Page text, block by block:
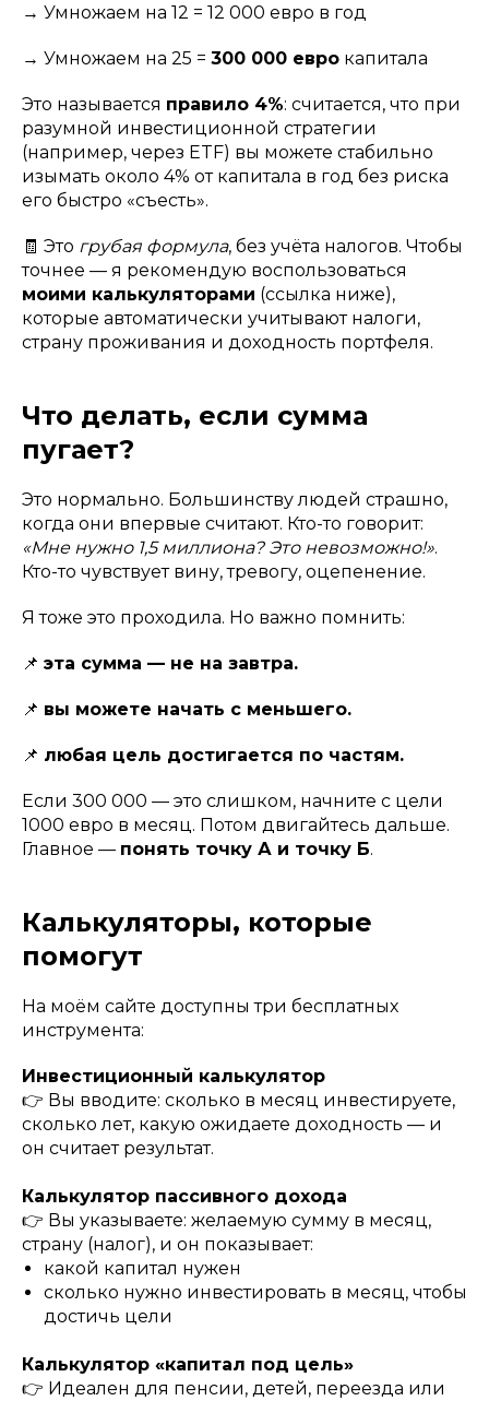
→ Умножаем на 12 = 12 000 евро в год
→ Умножаем на 25 = 300 000 евро капитала
Это называется правило 4%: считается, что при
разумной инвестиционной стратегии
(например, через ETF) вы можете стабильно
изымать около 4% от капитала в год без риска
его быстро «съесть».
🧾 Это грубая формула, без учёта налогов. Чтобы
точнее — я рекомендую воспользоваться
моими калькуляторами (ссылка ниже),
которые автоматически учитывают налоги,
страну проживания и доходность портфеля.
Что делать, если сумма
пугает?
Это нормально. Большинству людей страшно,
когда они впервые считают. Кто-то говорит:
«Мне нужно 1,5 миллиона? Это невозможно!».
Кто-то чувствует вину, тревогу, оцепенение.
Я тоже это проходила. Но важно помнить:
📌 эта сумма — не на завтра.
📌 вы можете начать с меньшего.
📌 любая цель достигается по частям.
Если 300 000 — это слишком, начните с цели
1000 евро в месяц. Потом двигайтесь дальше.
Главное — понять точку А и точку Б.
Калькуляторы, которые
помогут
На моём сайте доступны три бесплатных
инструмента:
Инвестиционный калькулятор
👉 Вы вводите: сколько в месяц инвестируете,
сколько лет, какую ожидаете доходность — и
он считает результат.
Калькулятор пассивного дохода
👉 Вы указываете: желаемую сумму в месяц,
страну (налог), и он показывает:
какой капитал нужен
сколько нужно инвестировать в месяц, чтобы
достичь цели
Калькулятор «капитал под цель»
👉 Идеален для пенсии, детей, переезда или